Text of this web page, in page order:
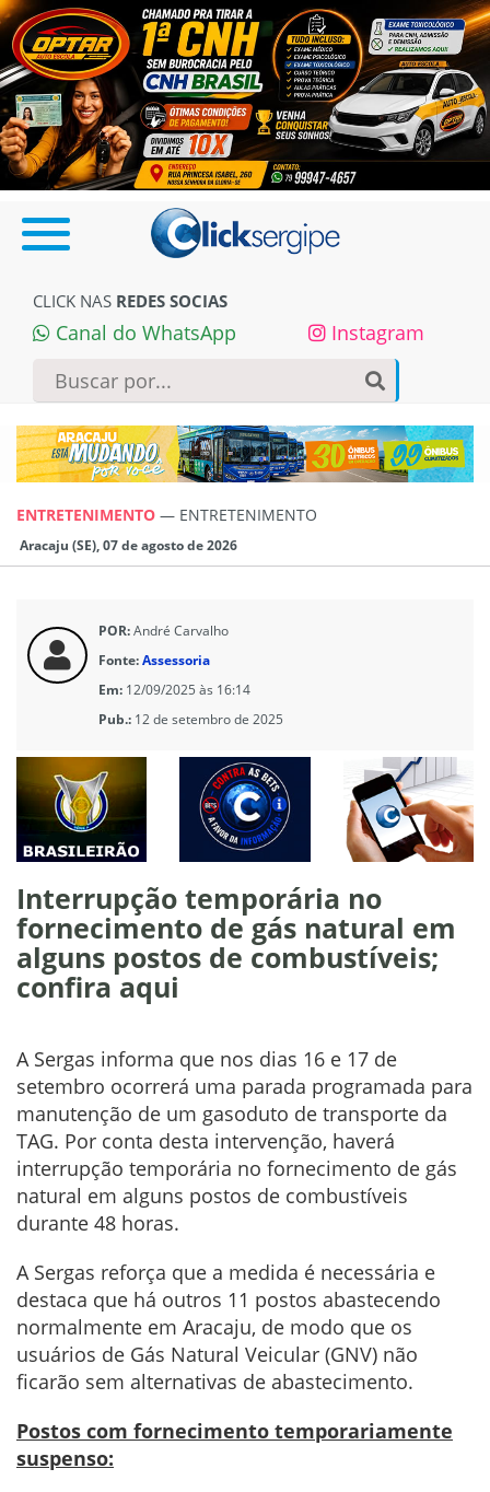
CLICK NAS REDES SOCIAS
Canal do WhatsApp Instagram
ENTRETENIMENTO — ENTRETENIMENTO
Aracaju (SE), 07 de agosto de 2026
POR:André Carvalho
Fonte:Assessoria
Em: 12/09/2025 às 16:14
Pub.: 12 de setembro de 2025
Interrupção temporária no
fornecimento de gás natural em
alguns postos de combustíveis;
confira aqui
A Sergas informa que nos dias 16 e 17 de
setembro ocorrerá uma parada programada para
manutenção de um gasoduto de transporte da
TAG. Por conta desta intervenção, haverá
interrupção temporária no fornecimento de gás
natural em alguns postos de combustíveis
durante 48 horas.
A Sergas reforça que a medida é necessária e
destaca que há outros 11 postos abastecendo
normalmente em Aracaju, de modo que os
usuários de Gás Natural Veicular (GNV) não
ficarão sem alternativas de abastecimento.
Postos com fornecimento temporariamente
suspenso: